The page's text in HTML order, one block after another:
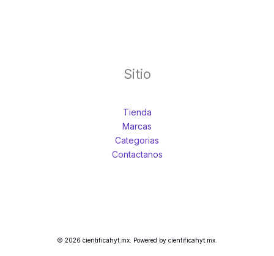
Sitio
Tienda
Marcas
Categorias
Contactanos
© 2026 cientificahyt.mx. Powered by cientificahyt.mx.